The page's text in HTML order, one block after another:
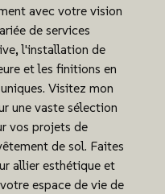
avec votre vision
de services
l'installation de
et les finitions en
Visitez mon
une vaste sélection
vos projets de
de sol. Faites
allier esthétique et
espace de vie de